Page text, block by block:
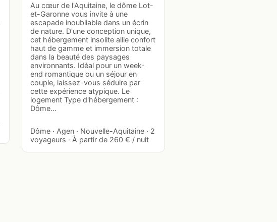
Au cœur de l'Aquitaine, le dôme Lot-
et-Garonne vous invite à une
escapade inoubliable dans un écrin
de nature. D'une conception unique,
cet hébergement insolite allie confort
haut de gamme et immersion totale
dans la beauté des paysages
environnants. Idéal pour un week-
end romantique ou un séjour en
couple, laissez-vous séduire par
cette expérience atypique. Le
logement Type d'hébergement :
Dôme…
Dôme · Agen · Nouvelle-Aquitaine · 2
voyageurs · À partir de 260 € / nuit